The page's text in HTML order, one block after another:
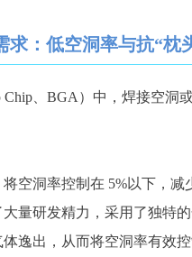
求：低空洞率与抗“枕
Chip、BGA）中，焊接空洞
空洞率控制在 5%以下，减
量研发精力，采用了独特
逸出，从而将空洞率有效